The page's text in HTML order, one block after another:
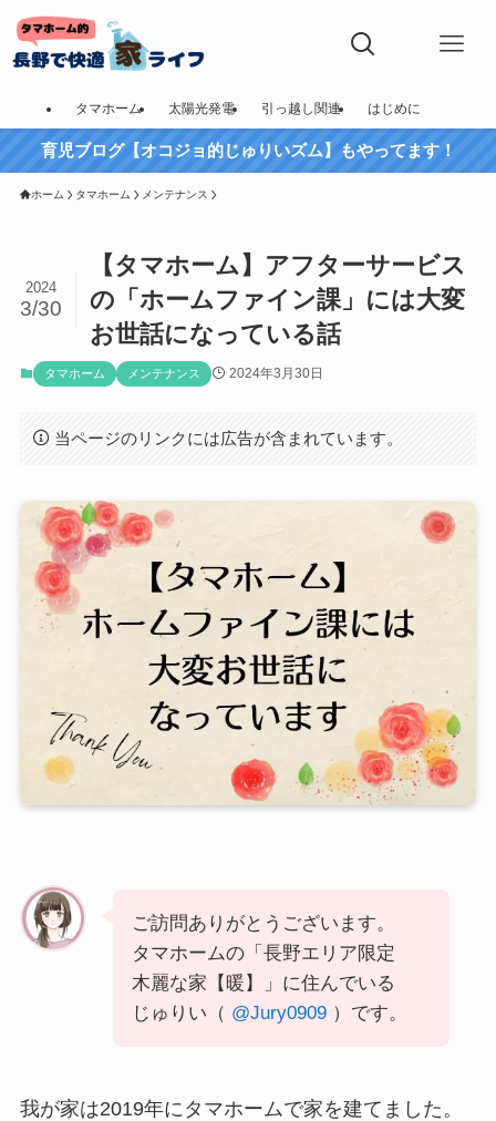
タマホーム 太陽光発電 引っ越し関連 はじめに
育児ブログ【オコジョ的じゅりいズム】もやってます！
ホーム タマホーム メンテナンス
【タマホーム】アフターサービス
の「ホームファイン課」には大変
お世話になっている話
2024
3/30
タマホーム メンテナンス 2024年3月30日
当ページのリンクには広告が含まれています。
ご訪問ありがとうございます。
タマホームの「長野エリア限定
木麗な家【暖】」に住んでいる
じゅりい（ @Jury0909）です。
我が家は2019年にタマホームで家を建てました。